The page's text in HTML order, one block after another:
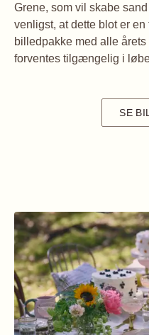
Grene, som vil skabe
venligst, at dette blot er
billedpakke med alle
forventes tilgængelig i
SE